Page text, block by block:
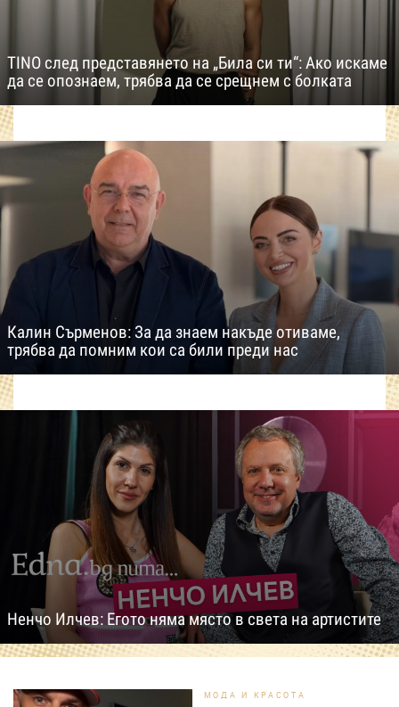
TINO след представянето на „Била си ти“: Ако искаме
да се опознаем, трябва да се срещнем с болката
Калин Сърменов: За да знаем накъде отиваме,
трябва да помним кои са били преди нас
Ненчо Илчев: Егото няма място в света на артистите
МОДА И КРАСОТА